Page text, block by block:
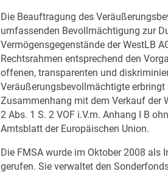
Die Beauftragung des
umfassenden Bevollmächtigung zur
Vermögensgegenstände der WestLB
Rechtsrahmen entsprechend den
offenen, transparenten und
Veräußerungsbevollmächtigte
Zusammenhang mit dem Verkauf der
2 Abs. 1 S. 2 VOF i.V.m. Anhang I B
Amtsblatt der Europäischen Union.
Die FMSA wurde im Oktober 2008 als
gerufen. Sie verwaltet den